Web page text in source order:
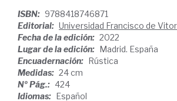
ISBN: 9788418746871
Editorial: Universidad Francisco de
Fecha de la edición: 2022
Lugar de la edición: Madrid. España
Encuadernación: Rústica
Medidas: 24 cm
Nº Pág.: 424
Idiomas: Español